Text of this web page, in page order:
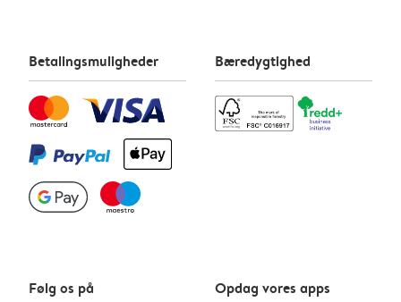
Betalingsmuligheder Bæredygtighed
Følg os på Opdag vores apps